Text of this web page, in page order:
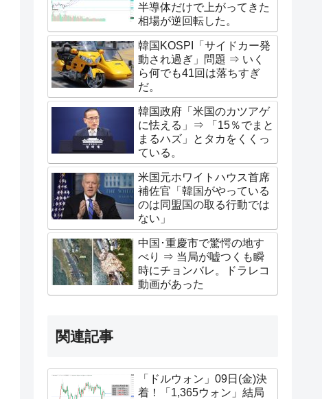
半導体だけで上がってきた
相場が逆回転した。
韓国KOSPI「サイドカー発
動され過ぎ」問題 ⇒ いく
ら何でも41回は落ちすぎ
だ。
韓国政府「米国のカツアゲ
に怯える」⇒ 「15％でまと
まるハズ」とタカをくくっ
ている。
米国元ホワイトハウス首席
補佐官「韓国がやっている
のは同盟国の取る行動では
ない」
中国･重慶市で驚愕の地す
べり ⇒ 当局が嘘つくも瞬
時にチョンバレ。ドラレコ
動画があった
関連記事
「ドルウォン」09日(金)決
着！「1,365ウォン」結局